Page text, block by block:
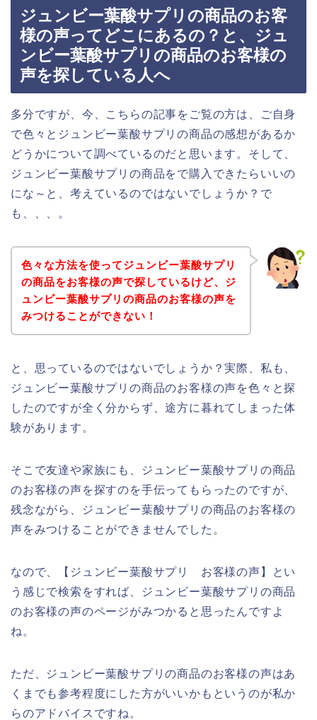
ジュンビー葉酸サプリの商品のお客
様の声ってどこにあるの？と、ジュ
ンビー葉酸サプリの商品のお客様の
声を探している人へ
多分ですが、今、こちらの記事をご覧の方は、ご自身
で色々とジュンビー葉酸サプリの商品の感想があるか
どうかについて調べているのだと思います。そして、
ジュンビー葉酸サプリの商品をで購入できたらいいの
にな～と、考えているのではないでしょうか？で
も、、、。
色々な方法を使ってジュンビー葉酸サプリ
の商品をお客様の声で探しているけど、ジ
ュンビー葉酸サプリの商品のお客様の声を
みつけることができない！
と、思っているのではないでしょうか？実際、私も、
ジュンビー葉酸サプリの商品のお客様の声を色々と探
したのですが全く分からず、途方に暮れてしまった体
験があります。
そこで友達や家族にも、ジュンビー葉酸サプリの商品
のお客様の声を探すのを手伝ってもらったのですが、
残念ながら、ジュンビー葉酸サプリの商品のお客様の
声をみつけることができませんでした。
なので、【ジュンビー葉酸サプリ お客様の声】とい
う感じで検索をすれば、ジュンビー葉酸サプリの商品
のお客様の声のページがみつかると思ったんですよ
ね。
ただ、ジュンビー葉酸サプリの商品のお客様の声はあ
くまでも参考程度にした方がいいかもというのが私か
らのアドバイスですね。